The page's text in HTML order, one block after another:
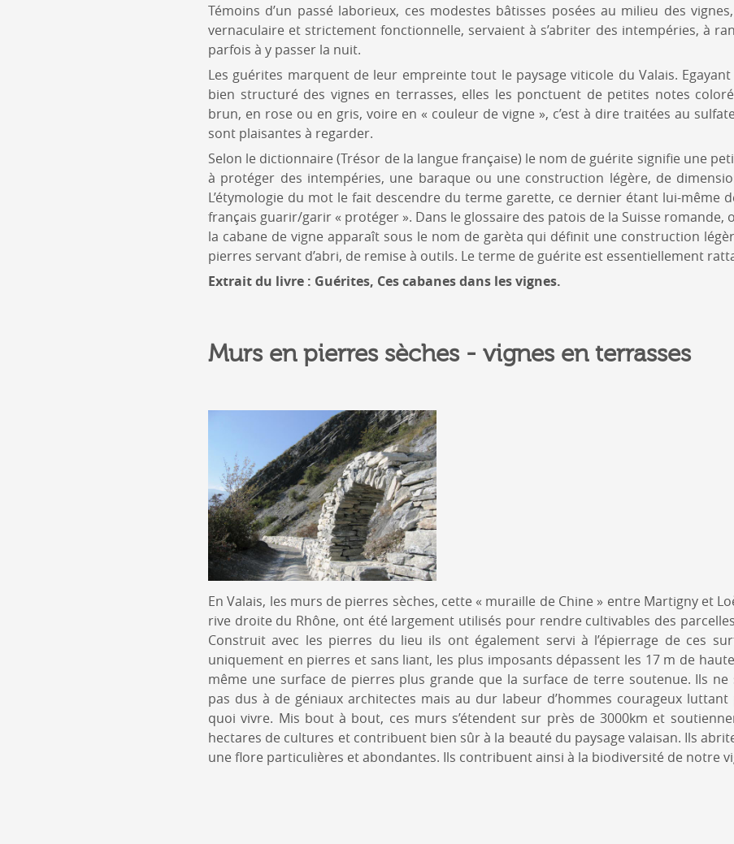
Témoins d’un passé laborieux, ces modestes bâtisses posées au milieu des
vernaculaire et strictement fonctionnelle, servaient à s’abriter des intempéries, à
parfois à y passer la nuit.
Les guérites marquent de leur empreinte tout le paysage viticole du Valais.
bien structuré des vignes en terrasses, elles les ponctuent de petites notes
brun, en rose ou en gris, voire en « couleur de vigne », c’est à dire traitées au
sont plaisantes à regarder.
Selon le dictionnaire (Trésor de la langue française) le nom de guérite signifie une
à protéger des intempéries, une baraque ou une construction légère, de
L’étymologie du mot le fait descendre du terme garette, ce dernier étant lui-même
français guarir/garir « protéger ». Dans le glossaire des patois de la Suisse romande,
la cabane de vigne apparaît sous le nom de garèta qui définit une construction
pierres servant d’abri, de remise à outils. Le terme de guérite est essentiellement
Extrait du livre : Guérites, Ces cabanes dans les vignes.
Murs en pierres sèches - vignes en terrasses
En Valais, les murs de pierres sèches, cette « muraille de Chine » entre Martigny et
rive droite du Rhône, ont été largement utilisés pour rendre cultivables des
Construit avec les pierres du lieu ils ont également servi à l’épierrage de ces
uniquement en pierres et sans liant, les plus imposants dépassent les 17 m de
même une surface de pierres plus grande que la surface de terre soutenue. Ils
pas dus à de géniaux architectes mais au dur labeur d’hommes courageux
quoi vivre. Mis bout à bout, ces murs s’étendent sur près de 3000km et
hectares de cultures et contribuent bien sûr à la beauté du paysage valaisan. Ils
une flore particulières et abondantes. Ils contribuent ainsi à la biodiversité de notre